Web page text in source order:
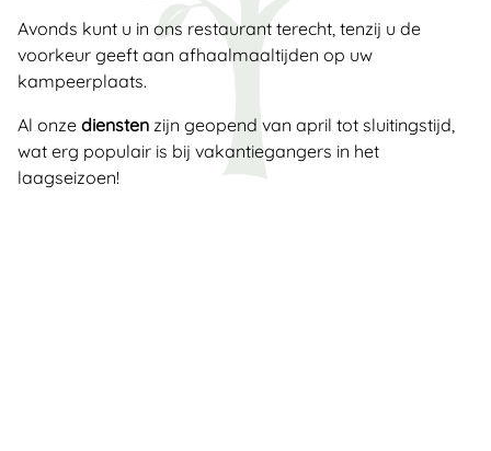
Avonds kunt u in ons restaurant terecht, tenzij u de
voorkeur geeft aan afhaalmaaltijden op uw
kampeerplaats.
Al onze diensten zijn geopend van april tot sluitingstijd,
wat erg populair is bij vakantiegangers in het
laagseizoen!